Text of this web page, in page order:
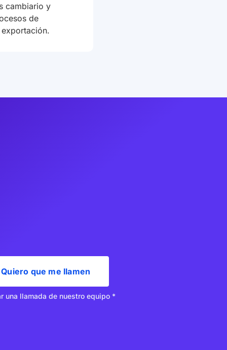
cambiario y
de
Quiero que me llamen
una llamada de nuestro equipo *